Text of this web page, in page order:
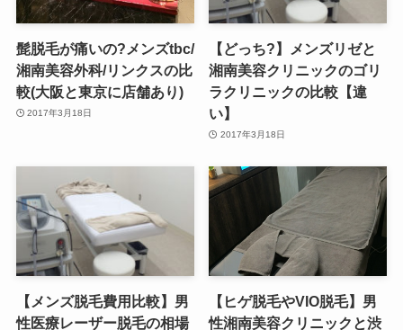
髭脱毛が痛いの?メンズtbc/
湘南美容外科/リンクスの比
較(大阪と東京に店舗あり)
2017年3月18日
【どっち?】メンズリゼと
湘南美容クリニックのゴリ
ラクリニックの比較【違
い】
2017年3月18日
【メンズ脱毛費用比較】男
性医療レーザー脱毛の相場
【ヒゲ脱毛やVIO脱毛】男
性湘南美容クリニックと渋